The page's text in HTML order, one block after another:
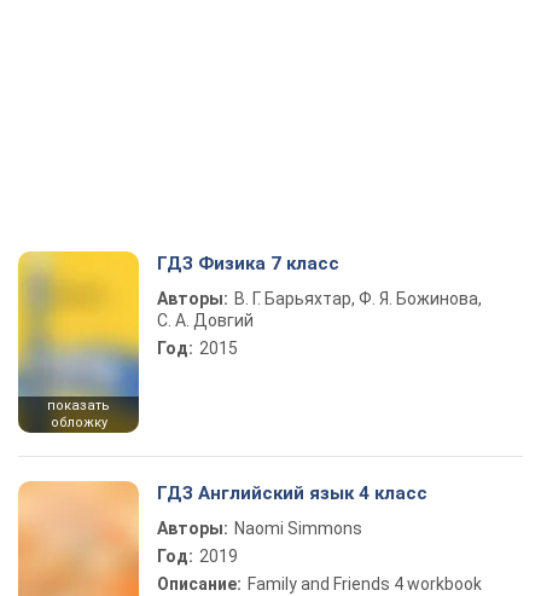
показать
обложку
ГДЗ Физика 7 класс
Авторы: В. Г. Барьяхтар, Ф. Я. Божинова,
С. А. Довгий
Год: 2015
ГДЗ Английский язык 4 класс
Авторы: Naomi Simmons
Год: 2019
Описание: Family and Friends 4 workbook